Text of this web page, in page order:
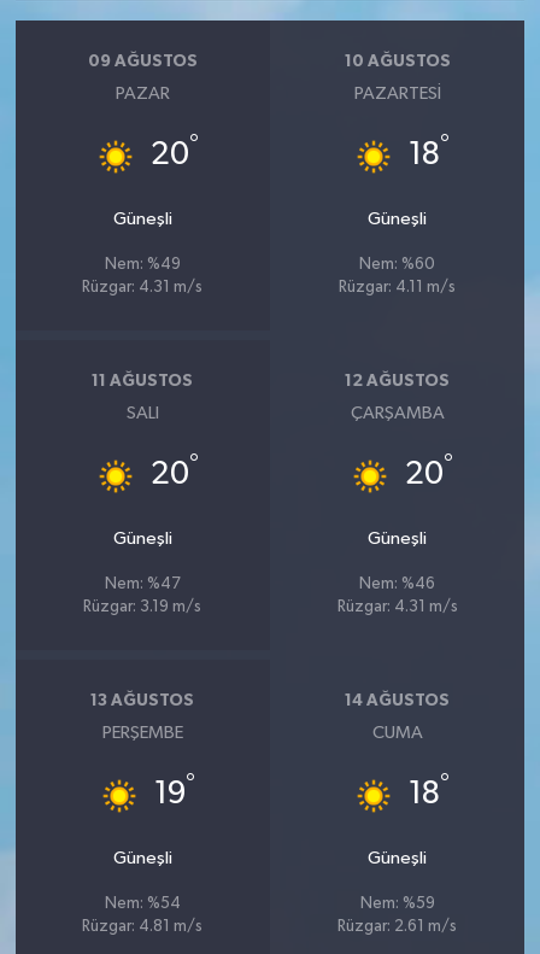
09 AĞUSTOS
PAZAR
20°
Güneşli
Nem: %49
Rüzgar: 4.31 m/s
10 AĞUSTOS
PAZARTESI
18°
Güneşli
Nem: %60
Rüzgar: 4.11 m/s
11 AĞUSTOS
SALI
20°
Güneşli
Nem: %47
Rüzgar: 3.19 m/s
12 AĞUSTOS
ÇARŞAMBA
20°
Güneşli
Nem: %46
Rüzgar: 4.31 m/s
13 AĞUSTOS
PERŞEMBE
19°
Güneşli
Nem: %54
Rüzgar: 4.81 m/s
14 AĞUSTOS
CUMA
18°
Güneşli
Nem: %59
Rüzgar: 2.61 m/s